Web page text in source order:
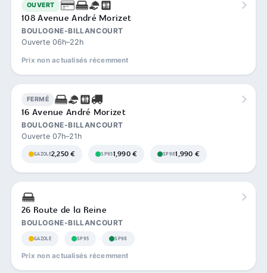
OUVERT
108 Avenue André Morizet
BOULOGNE-BILLANCOURT
Ouverte 06h–22h
Prix non actualisés récemment
FERMÉ
16 Avenue André Morizet
BOULOGNE-BILLANCOURT
Ouverte 07h–21h
GAZOLE2,250 € SP951,990 € SP981,990 €
26 Route de la Reine
BOULOGNE-BILLANCOURT
GAZOLE SP95 SP98
Prix non actualisés récemment